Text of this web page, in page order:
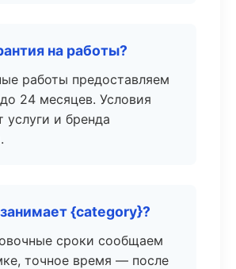
на работы?
работы предоставляем
24 месяцев. Условия
услуги и бренда
{category}?
сроки сообщаем
точное время — после